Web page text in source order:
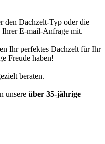
den Dachzelt-Typ oder die
Ihrer E-mail-Anfrage mit.
Ihr perfektes Dachzelt für Ihr
Freude haben!
beraten.
unsere über 35-jährige